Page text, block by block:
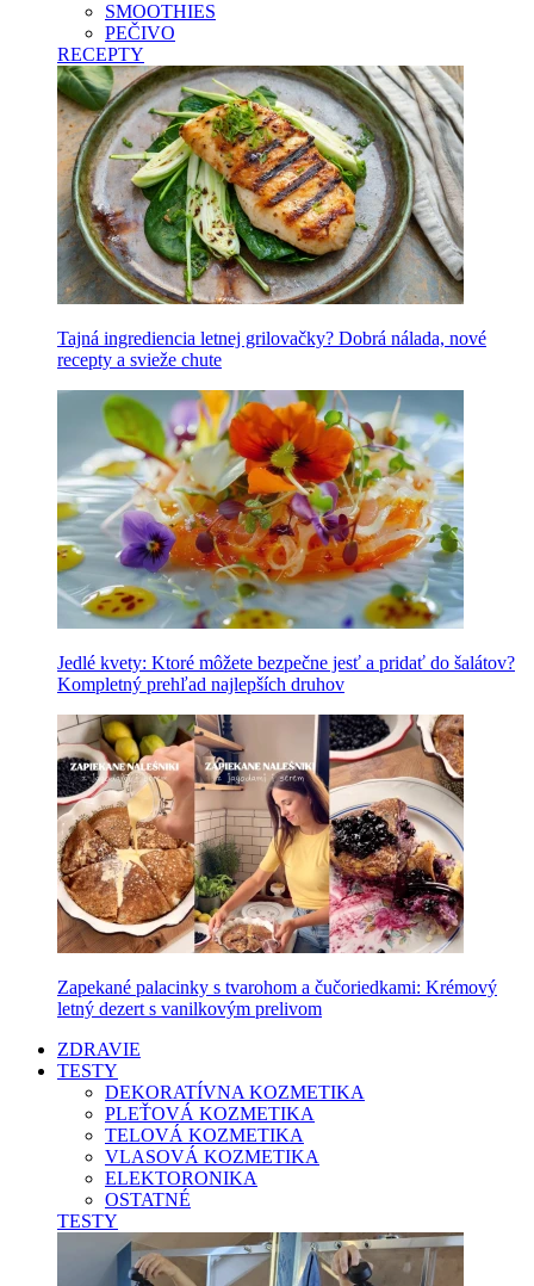
SMOOTHIES
PEČIVO
RECEPTY
Tajná ingrediencia letnej grilovačky? Dobrá nálada, nové
recepty a svieže chute
Jedlé kvety: Ktoré môžete bezpečne jesť a pridať do šalátov?
Kompletný prehľad najlepších druhov
Zapekané palacinky s tvarohom a čučoriedkami: Krémový
letný dezert s vanilkovým prelivom
ZDRAVIE
TESTY
DEKORATÍVNA KOZMETIKA
PLEŤOVÁ KOZMETIKA
TELOVÁ KOZMETIKA
VLASOVÁ KOZMETIKA
ELEKTORONIKA
OSTATNÉ
TESTY